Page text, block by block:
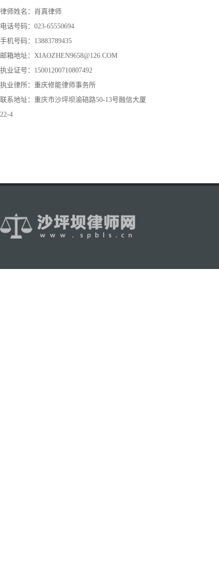
律师姓名：肖真律师
电话号码：023-65550694
手机号码：13883789435
邮箱地址：XIAOZHEN9658@126.COM
执业证号：15001200710807492
执业律所：重庆修能律师事务所
联系地址：重庆市沙坪坝渝碚路50-13号融信大厦
22-4